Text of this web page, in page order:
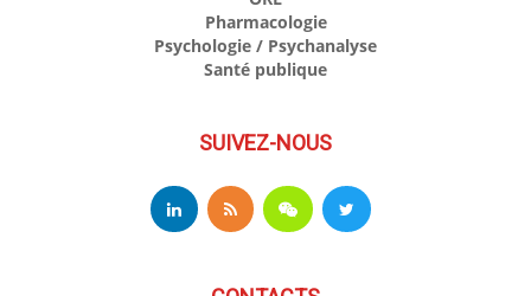
Pharmacologie
Psychologie / Psychanalyse
Santé publique
SUIVEZ-NOUS